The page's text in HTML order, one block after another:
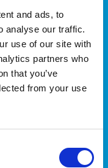
and ads, to
analyse our traffic.
use of our site with
partners who
that you’ve
from your use